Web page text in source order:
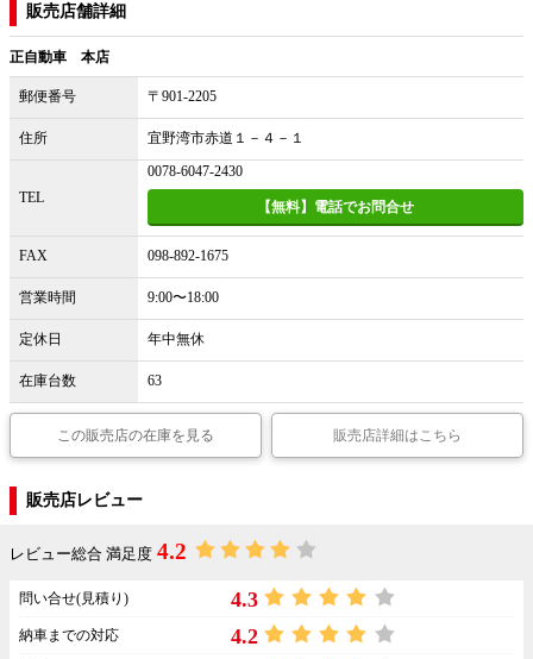
販売店舗詳細
正自動車 本店
郵便番号 〒901-2205
住所 宜野湾市赤道１－４－１
TEL
0078-6047-2430
【無料】電話でお問合せ
FAX 098-892-1675
営業時間 9:00〜18:00
定休日 年中無休
在庫台数 63
この販売店の在庫を見る 販売店詳細はこちら
販売店レビュー
レビュー総合 満足度 4.2
問い合せ(見積り) 4.3
納車までの対応 4.2